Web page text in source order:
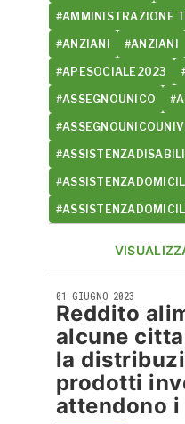
#AMMINISTRAZIONE
#ANZIANI #ANZIANI
#APESOCIALE2023
#ASSEGNOUNICO
#ASSISTENZADISABILI
01 GIUGNO 2023
Reddito
alcune
la
prodotti
attendono